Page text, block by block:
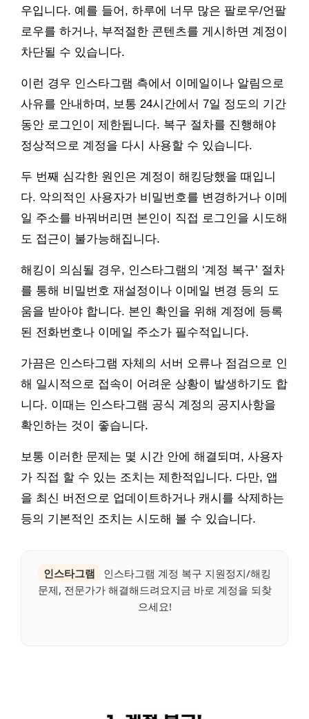
우입니다. 예를 들어, 하루에 너무 많은 팔로우/언팔
로우를 하거나, 부적절한 콘텐츠를 게시하면 계정이
차단될 수 있습니다.
이런 경우 인스타그램 측에서 이메일이나 알림으로
사유를 안내하며, 보통 24시간에서 7일 정도의 기간
동안 로그인이 제한됩니다. 복구 절차를 진행해야
정상적으로 계정을 다시 사용할 수 있습니다.
두 번째 심각한 원인은 계정이 해킹당했을 때입니
다. 악의적인 사용자가 비밀번호를 변경하거나 이메
일 주소를 바꿔버리면 본인이 직접 로그인을 시도해
도 접근이 불가능해집니다.
해킹이 의심될 경우, 인스타그램의 ‘계정 복구’ 절차
를 통해 비밀번호 재설정이나 이메일 변경 등의 도
움을 받아야 합니다. 본인 확인을 위해 계정에 등록
된 전화번호나 이메일 주소가 필수적입니다.
가끔은 인스타그램 자체의 서버 오류나 점검으로 인
해 일시적으로 접속이 어려운 상황이 발생하기도 합
니다. 이때는 인스타그램 공식 계정의 공지사항을
확인하는 것이 좋습니다.
보통 이러한 문제는 몇 시간 안에 해결되며, 사용자
가 직접 할 수 있는 조치는 제한적입니다. 다만, 앱
을 최신 버전으로 업데이트하거나 캐시를 삭제하는
등의 기본적인 조치는 시도해 볼 수 있습니다.
인스타그램
인스타그램 계정 복구 지원정지/해킹
문제, 전문가가 해결해드려요지금 바로 계정을 되찾
으세요!